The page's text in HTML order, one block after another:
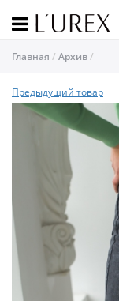
Главная Архив
Предыдущий товар